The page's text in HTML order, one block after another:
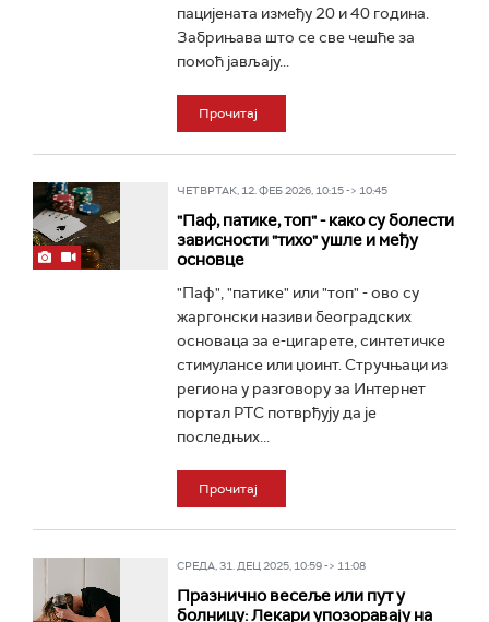
пацијената између 20 и 40 година.
Забрињава што се све чешће за
помоћ јављају...
Прочитај
ЧЕТВРТАК, 12. ФЕБ 2026, 10:15 -> 10:45
"Паф, патике, топ" - како су болести
зависности "тихо" ушле и међу
основце
"Паф", "патике" или "топ" - ово су
жаргонски називи београдских
основаца за е-цигарете, синтетичке
стимулансе или џоинт. Стручњаци из
региона у разговору за Интернет
портал РТС потврђују да је
последњих...
Прочитај
СРЕДА, 31. ДЕЦ 2025, 10:59 -> 11:08
Празнично весеље или пут у
болницу: Лекари упозоравају на